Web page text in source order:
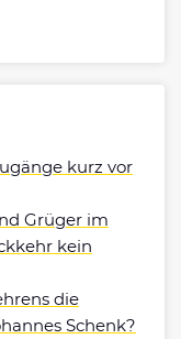
kurz vor
Grüger im
kein
die
Schenk?